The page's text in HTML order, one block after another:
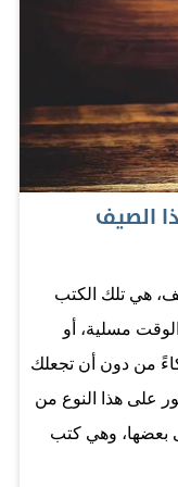
وتعرف إلى
للوصول إلى
إلى نفسك: يكتب
للنجاح أكثر
بقشي من
في جامعة
«تيد توك»،
على إعادة صياغة
المثال، إذا
لا يتم طردك
تستزيد من العلم
الصيف
هي تلك الكتب
مسلية، أو
من دون أن تجعلك
على هذا النوع من
بعضها، وهي كتب